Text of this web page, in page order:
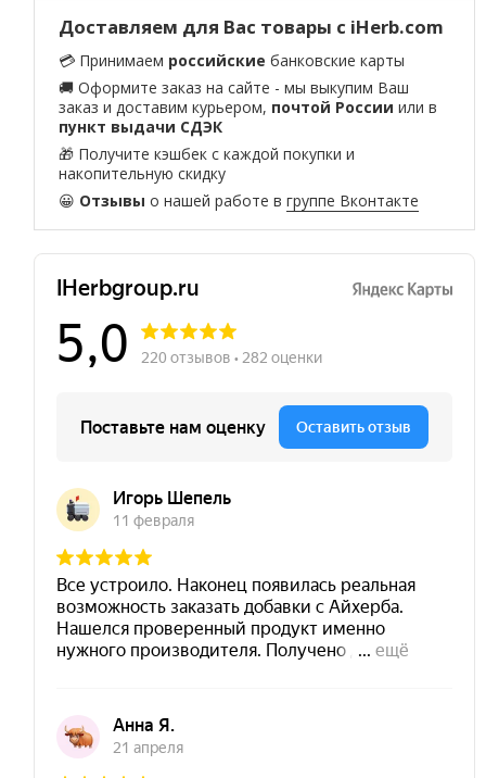
Доставляем для Вас товары с iHerb.com
💳 Принимаем российские банковские карты
🚚 Оформите заказ на сайте - мы выкупим Ваш
заказ и доставим курьером, почтой России или в
пункт выдачи СДЭК
🎁 Получите кэшбек с каждой покупки и
накопительную скидку
😀 Отзывы о нашей работе вгруппе Вконтакте